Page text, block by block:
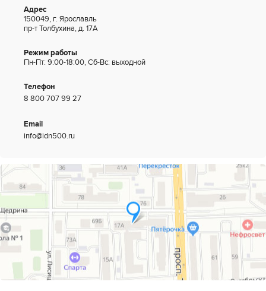
Адрес
150049, г. Ярославль
пр-т Толбухина, д. 17А
Режим работы
Пн-Пт: 9:00-18:00, Сб-Вс: выходной
Телефон
8 800 707 99 27
Email
info@idn500.ru